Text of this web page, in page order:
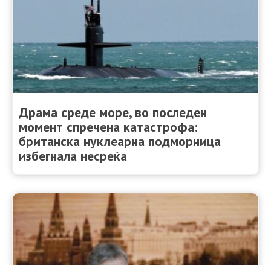
Драма среде море, во последен
момент спречена катастрофа:
британска нуклеарна подморница
избегнала несреќа